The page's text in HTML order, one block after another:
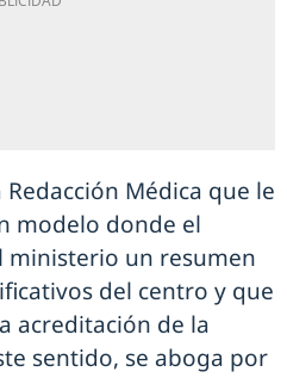
Médica que le
modelo donde el
ministerio un resumen
del centro y que
acreditación de la
sentido, se aboga por